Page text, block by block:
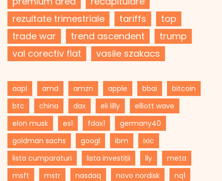
rezultate trimestriale
tariffs
top
trade war
trend ascendent
trump
val corectiv flat
vasile szakacs
aapl amd amzn apple bbai
bitcoin
btc
china dax eli lilly
elliott wave
elon musk
es1 fdax1
germany40
goldman sachs
googl ibm
ixic
lista cumparaturi
lista investiții lly
meta
msft
mstr nasdaq novo nordisk
nq1